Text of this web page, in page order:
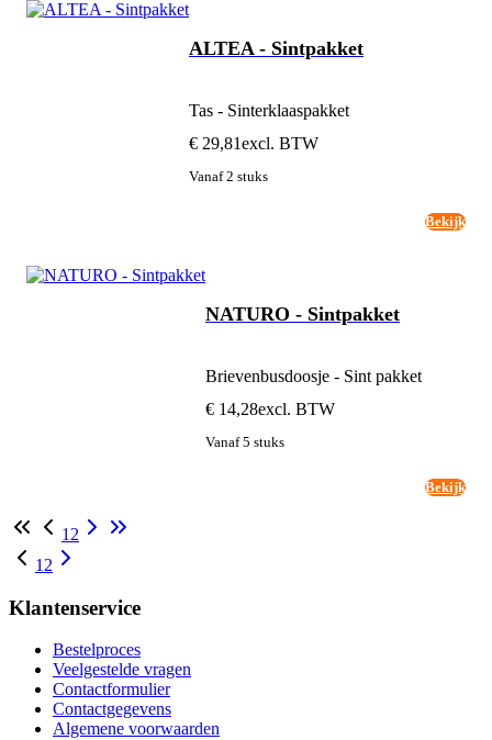
ALTEA - Sintpakket
Tas - Sinterklaaspakket
€ 29,81excl. BTW
Vanaf 2 stuks
Bekijk
NATURO - Sintpakket
Brievenbusdoosje - Sint pakket
€ 14,28excl. BTW
Vanaf 5 stuks
Bekijk
1 2
1 2
Klantenservice
Bestelproces
Veelgestelde vragen
Contactformulier
Contactgegevens
Algemene voorwaarden